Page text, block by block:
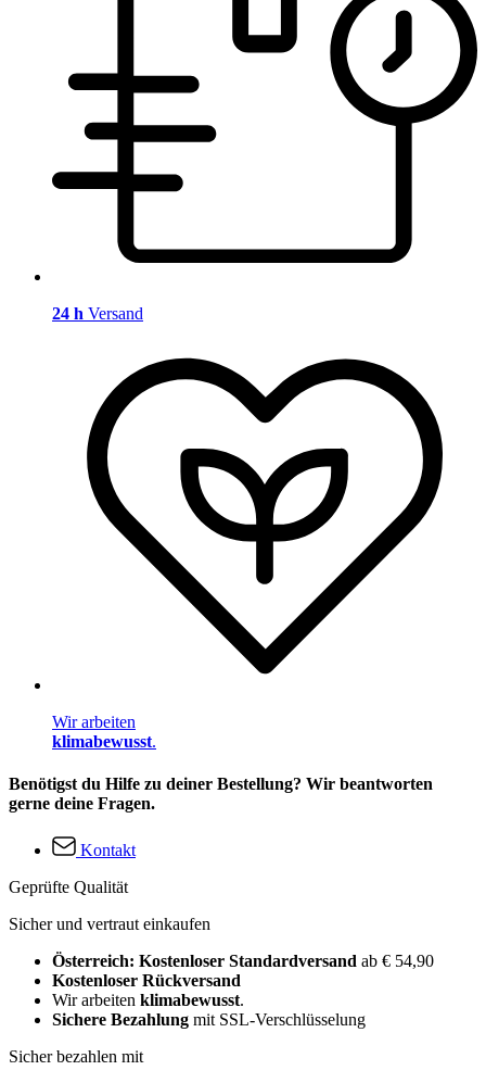
24 h Versand
Wir arbeiten
klimabewusst.
Benötigst du Hilfe zu deiner Bestellung? Wir beantworten
gerne deine Fragen.
Kontakt
Geprüfte Qualität
Sicher und vertraut einkaufen
Österreich: Kostenloser Standardversand ab € 54,90
Kostenloser Rückversand
Wir arbeiten klimabewusst.
Sichere Bezahlung mit SSL-Verschlüsselung
Sicher bezahlen mit